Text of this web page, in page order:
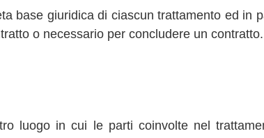
base giuridica di ciascun trattamento ed in
o necessario per concludere un contratto.
luogo in cui le parti coinvolte nel